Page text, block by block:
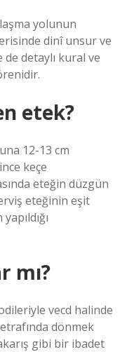
yolunun
dinî unsur ve
detaylı kural ve
etek?
12-13 cm
keçe
eteğin düzgün
eteğinin eşit
mı?
vecd halinde
dönmek
gibi bir ibadet